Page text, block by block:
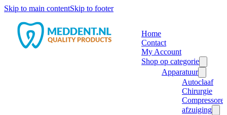
Skip to main contentSkip to footer
Home
Contact
My Account
Shop op categorie
Apparatuur
Autoclaaf
Chirurgie
afzuiging